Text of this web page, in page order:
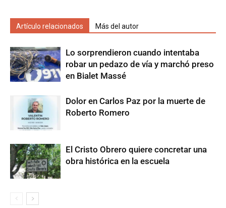
Artículo relacionados Más del autor
Lo sorprendieron cuando intentaba
robar un pedazo de vía y marchó preso
en Bialet Massé
Dolor en Carlos Paz por la muerte de
Roberto Romero
El Cristo Obrero quiere concretar una
obra histórica en la escuela